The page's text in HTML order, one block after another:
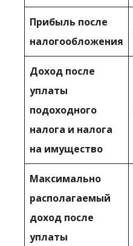
Прибыль после
налогообложения
Доход после
уплаты
подоходного
налога и налога
на имущество
Максимально
располагаемый
доход после
уплаты